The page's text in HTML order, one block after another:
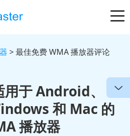
> 最佳免费 WMA 播放器评论
于 Android、
和 Mac 的
播放器